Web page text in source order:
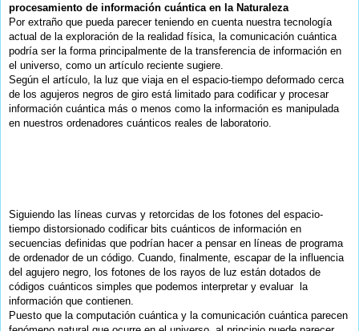
procesamiento de información cuántica en la Naturaleza
Por extraño que pueda parecer teniendo en cuenta nuestra tecnología
actual de la exploración de la realidad física, la comunicación cuántica
podría ser la forma principalmente de la transferencia de información en
el universo, como un artículo reciente sugiere.
Según el artículo, la luz que viaja en el espacio-tiempo deformado cerca
de los agujeros negros de giro está limitado para codificar y procesar
información cuántica más o menos como la información es manipulada
en nuestros ordenadores cuánticos reales de laboratorio.
Siguiendo las líneas curvas y retorcidas de los fotones del espacio-
tiempo distorsionado codificar bits cuánticos de información en
secuencias definidas que podrían hacer a pensar en líneas de programa
de ordenador de un código. Cuando, finalmente, escapar de la influencia
del agujero negro, los fotones de los rayos de luz están dotados de
códigos cuánticos simples que podemos interpretar y evaluarla
información que contienen.
Puesto que la computación cuántica y la comunicación cuántica parecen